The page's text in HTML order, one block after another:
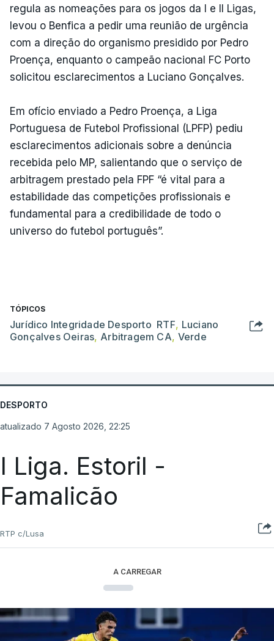
regula as nomeações para os jogos da I e II Ligas,
levou o Benfica a pedir uma reunião de urgência
com a direção do organismo presidido por Pedro
Proença, enquanto o campeão nacional FC Porto
solicitou esclarecimentos a Luciano Gonçalves.
Em ofício enviado a Pedro Proença, a Liga
Portuguesa de Futebol Profissional (LPFP) pediu
esclarecimentos adicionais sobre a denúncia
recebida pelo MP, salientando que o serviço de
arbitragem prestado pela FPF “é vital para a
estabilidade das competições profissionais e
fundamental para a credibilidade de todo o
universo do futebol português”.
TÓPICOS
Jurídico Integridade Desporto RTF, Luciano
Gonçalves Oeiras, Arbitragem CA, Verde
DESPORTO
atualizado 7 Agosto 2026, 22:25
I Liga. Estoril -
Famalicão
RTP c/Lusa
A CARREGAR